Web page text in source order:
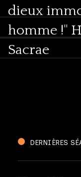
dieux
homme !"
Sacrae
DERNIÈRES